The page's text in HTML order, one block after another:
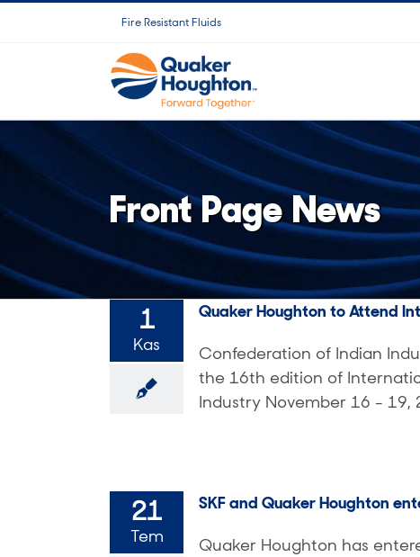
Fire Resistant Fluids
Front Page News
1
Kas
Quaker Houghton to Attend
Confederation of Indian
the 16th edition of
Industry November 16 - 19,
21
Tem
SKF and Quaker Houghton
Quaker Houghton has